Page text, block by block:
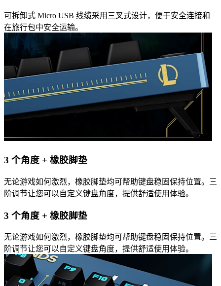
可拆卸式 Micro USB 线缆采用三叉式设计，便于安全连接和
在旅行包中安全运输。
3 个角度 + 橡胶脚垫
无论游戏如何激烈，橡胶脚垫均可帮助键盘稳固保持位置。三
阶调节让您可以自定义键盘角度，提供舒适使用体验。
3 个角度 + 橡胶脚垫
无论游戏如何激烈，橡胶脚垫均可帮助键盘稳固保持位置。三
阶调节让您可以自定义键盘角度，提供舒适使用体验。